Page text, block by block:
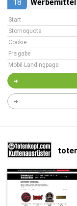
18 Werbemittel
Start
Stornoquote
Cookie
Freigabe
Mobil-Landingpage